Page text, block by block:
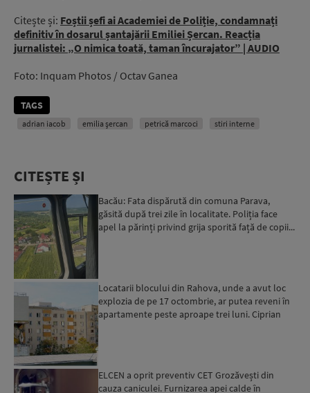
Citește și: Foștii șefi ai Academiei de Poliție, condamnați
definitiv în dosarul șantajării Emiliei Șercan. Reacția
jurnalistei: „O nimica toată, taman încurajator” | AUDIO
Foto: Inquam Photos / Octav Ganea
TAGS
adrian iacob emilia șercan petrică marcoci stiri interne
CITEȘTE ȘI
Bacău: Fata dispărută din comuna Parava,
găsită după trei zile în localitate. Poliția face
apel la părinți privind grija sporită față de copii...
Locatarii blocului din Rahova, unde a avut loc
explozia de pe 17 octombrie, ar putea reveni în
apartamente peste aproape trei luni. Ciprian
ELCEN a oprit preventiv CET Grozăvești din
cauza caniculei. Furnizarea apei calde în